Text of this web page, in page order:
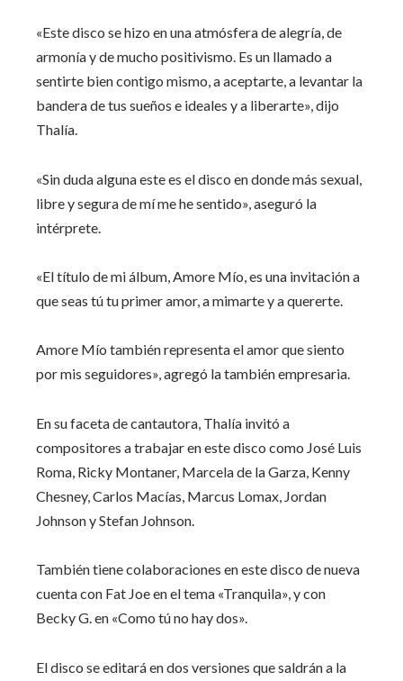
«Este disco se hizo en una atmósfera de alegría, de
armonía y de mucho positivismo. Es un llamado a
sentirte bien contigo mismo, a aceptarte, a levantar la
bandera de tus sueños e ideales y a liberarte», dijo
Thalía.
«Sin duda alguna este es el disco en donde más sexual,
libre y segura de mí me he sentido», aseguró la
intérprete.
«El título de mi álbum, Amore Mío, es una invitación a
que seas tú tu primer amor, a mimarte y a quererte.
Amore Mío también representa el amor que siento
por mis seguidores», agregó la también empresaria.
En su faceta de cantautora, Thalía invitó a
compositores a trabajar en este disco como José Luis
Roma, Ricky Montaner, Marcela de la Garza, Kenny
Chesney, Carlos Macías, Marcus Lomax, Jordan
Johnson y Stefan Johnson.
También tiene colaboraciones en este disco de nueva
cuenta con Fat Joe en el tema «Tranquila», y con
Becky G. en «Como tú no hay dos».
El disco se editará en dos versiones que saldrán a la